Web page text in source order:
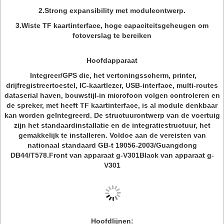
2.Strong expansibility met moduleontwerp.
3.Wiste TF kaartinterface, hoge capaciteitsgeheugen om
fotoverslag te bereiken
Hoofdapparaat
Integreer/GPS die, het vertoningsscherm, printer,
drijfregistreertoestel, IC-kaartlezer, USB-interface, multi-routes
dataserial haven, bouwstijl-in microfoon volgen controleren en
de spreker, met heeft TF kaartinterface, is al module denkbaar
kan worden geïntegreerd. De structuurontwerp van de voertuig
zijn het standaardinstallatie en de integratiestructuur, het
gemakkelijk te installeren. Voldoe aan de vereisten van
nationaal standaard GB-t 19056-2003/Guangdong
DB44/T578.Front van apparaat g-V301Black van apparaat g-
V301
Hoofdlijnen: